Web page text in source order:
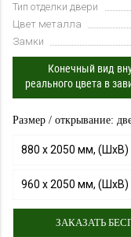
Тип отделки двери
Цвет металла
Замки
Конечный вид
реального цвета в
Размер / открывание:
880 х 2050 мм, (ШхВ)
960 х 2050 мм, (ШхВ)
ЗАКАЗАТЬ